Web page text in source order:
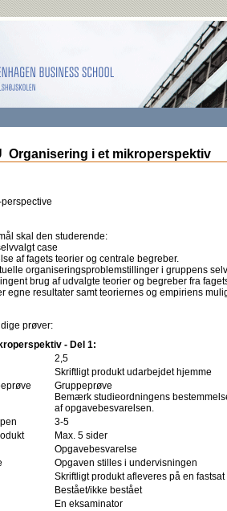
Organisering i et mikroperspektiv
skal den studerende:
case
af fagets teorier og centrale begreber.
organiseringsproblemstillinger i gruppens
brug af udvalgte teorier og begreber fra
egne resultater samt teoriernes og empiriens
prøver:
- Del 1:
2,5
Skriftligt produkt udarbejdet hjemme
Gruppeprøve
Bemærk studieordningens
af opgavebesvarelsen.
3-5
Max. 5 sider
Opgavebesvarelse
Opgaven stilles i undervisningen
Skriftligt produkt afleveres på en
Bestået/ikke bestået
En eksaminator